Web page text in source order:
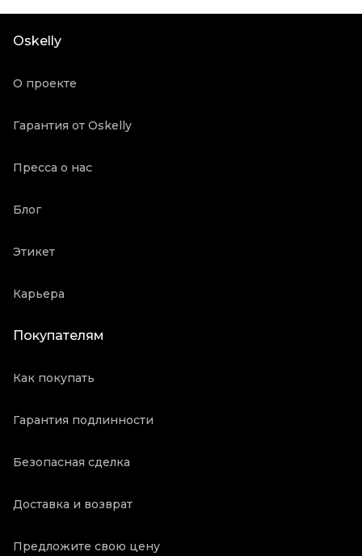
Состояние товара
Oskelly
О проекте
Гарантия от Oskelly
Пресса о нас
Блог
Этикет
Карьера
Покупателям
Как покупать
Гарантия подлинности
Безопасная сделка
Доставка и возврат
Предложите свою цену